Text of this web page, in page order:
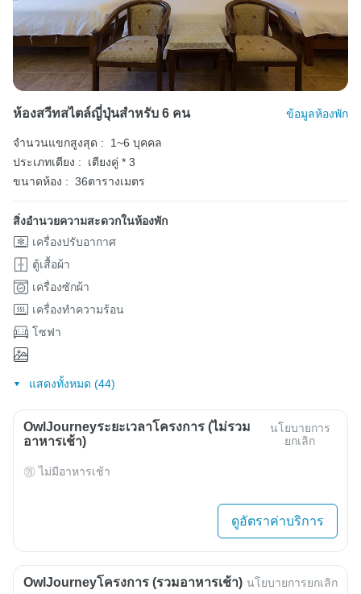
ห้องสวีทสไตล์ญี่ปุ่นสำหรับ 6 คน ข้อมูลห้องพัก
จำนวนแขกสูงสุด :
1~6 บุคคล
ประเภทเตียง :
เตียงคู่ * 3
ขนาดห้อง : 36ตารางเมตร
สิ่งอำนวยความสะดวกในห้องพัก
เครื่องปรับอากาศ
ตู้เสื้อผ้า
เครื่องซักผ้า
เครื่องทำความร้อน
โซฟา
แสดงทั้งหมด (44)
OwlJourneyระยะเวลาโครงการ (ไม่รวม
อาหารเช้า)
นโยบายการ
ยกเลิก
ไม่มีอาหารเช้า
ดูอัตราค่าบริการ
OwlJourneyโครงการ (รวมอาหารเช้า) นโยบายการยกเลิก